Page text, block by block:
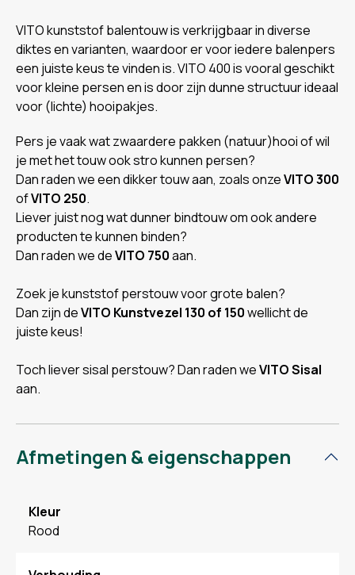
VITO kunststof balentouw is verkrijgbaar in diverse
diktes en varianten, waardoor er voor iedere balenpers
een juiste keus te vinden is. VITO 400 is vooral geschikt
voor kleine persen en is door zijn dunne structuur ideaal
voor (lichte) hooipakjes.
Pers je vaak wat zwaardere pakken (natuur)hooi of wil
je met het touw ook stro kunnen persen?
Dan raden we een dikker touw aan, zoals onzeVITO 300
ofVITO 250.
Liever juist nog wat dunner bindtouw om ook andere
producten te kunnen binden?
Dan raden we deVITO 750aan.
Zoek je kunststof perstouw voor grote balen?
Dan zijn deVITO Kunstvezel 130 of 150wellicht de
juiste keus!
Toch liever sisal perstouw? Dan raden weVITO Sisal
aan.
Afmetingen & eigenschappen
Kleur
Rood